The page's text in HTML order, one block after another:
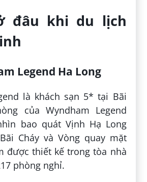
đâu khi du lịch
Legend Ha Long
là khách sạn 5* tại Bãi
của Wyndham Legend
bao quát Vịnh Hạ Long
Cháy và Vòng quay mặt
được thiết kế trong tòa nhà
phòng nghỉ.